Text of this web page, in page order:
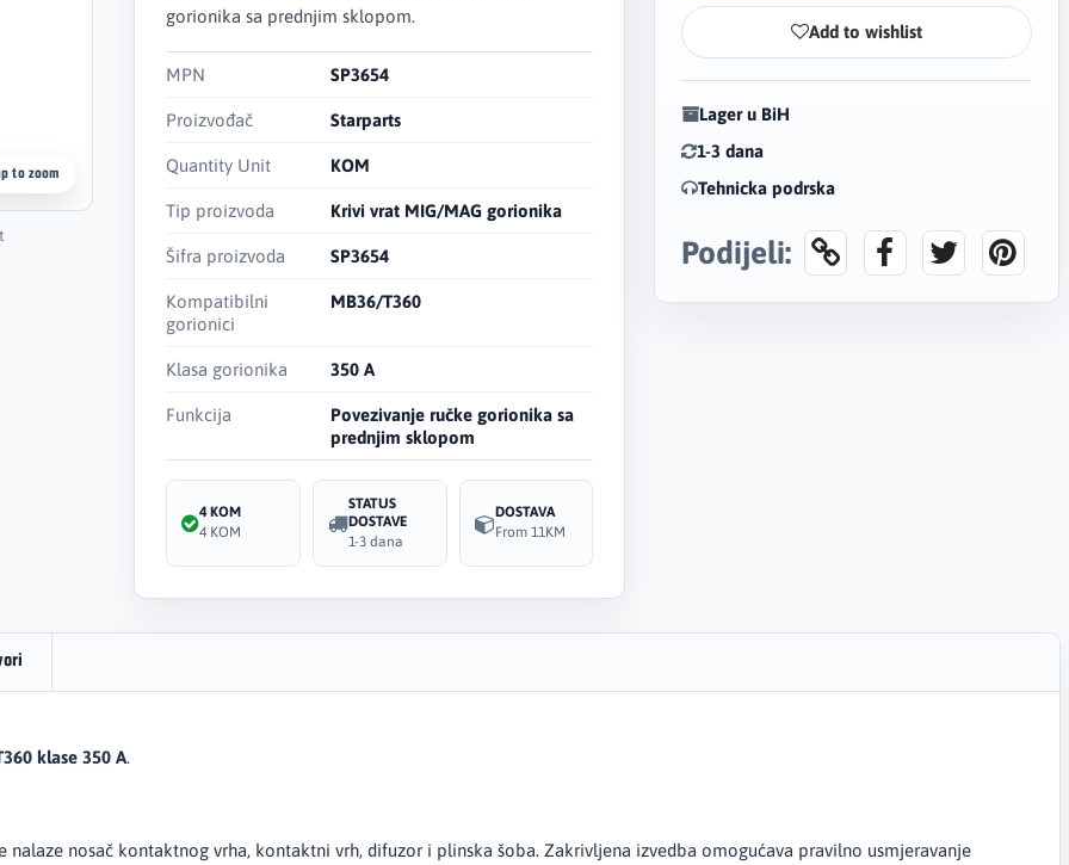
to zoom
gorionika sa prednjim sklopom.
MPN SP3654
Proizvođač Starparts
Quantity Unit KOM
Tip proizvoda Krivi vrat MIG/MAG gorionika
Šifra proizvoda SP3654
Kompatibilni
gorionici
MB36/T360
Klasa gorionika 350 A
Funkcija
Povezivanje ručke gorionika sa
prednjim sklopom
4 KOM
4 KOM
STATUS
DOSTAVE
1-3 dana
DOSTAVA
From 11KM
Add to wishlist
Lager u BiH
1-3 dana
Tehnicka podrska
Podijeli:
klase 350 A.
nosač kontaktnog vrha, kontaktni vrh, difuzor i plinska šoba. Zakrivljena izvedba omogućava pravilno usmjeravanje